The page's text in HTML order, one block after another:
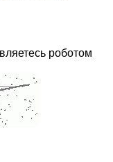
роботом